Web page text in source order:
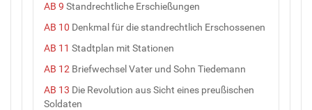
AB 9 Standrechtliche Erschießungen
AB 10 Denkmal für die standrechtlich Erschossenen
AB 11 Stadtplan mit Stationen
AB 12 Briefwechsel Vater und Sohn Tiedemann
AB 13 Die Revolution aus Sicht eines preußischen
Soldaten